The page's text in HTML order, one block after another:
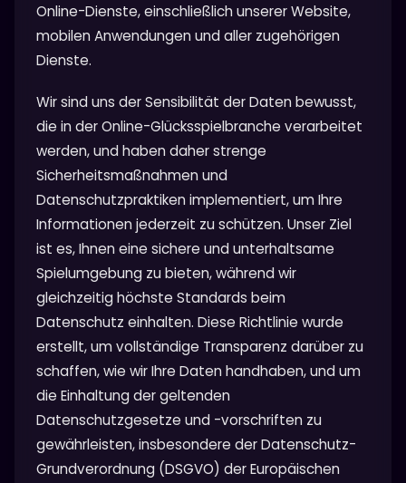
Online-Dienste, einschließlich unserer Website,
mobilen Anwendungen und aller zugehörigen
Dienste.
Wir sind uns der Sensibilität der Daten bewusst,
die in der Online-Glücksspielbranche verarbeitet
werden, und haben daher strenge
Sicherheitsmaßnahmen und
Datenschutzpraktiken implementiert, um Ihre
Informationen jederzeit zu schützen. Unser Ziel
ist es, Ihnen eine sichere und unterhaltsame
Spielumgebung zu bieten, während wir
gleichzeitig höchste Standards beim
Datenschutz einhalten. Diese Richtlinie wurde
erstellt, um vollständige Transparenz darüber zu
schaffen, wie wir Ihre Daten handhaben, und um
die Einhaltung der geltenden
Datenschutzgesetze und -vorschriften zu
gewährleisten, insbesondere der Datenschutz-
Grundverordnung (DSGVO) der Europäischen